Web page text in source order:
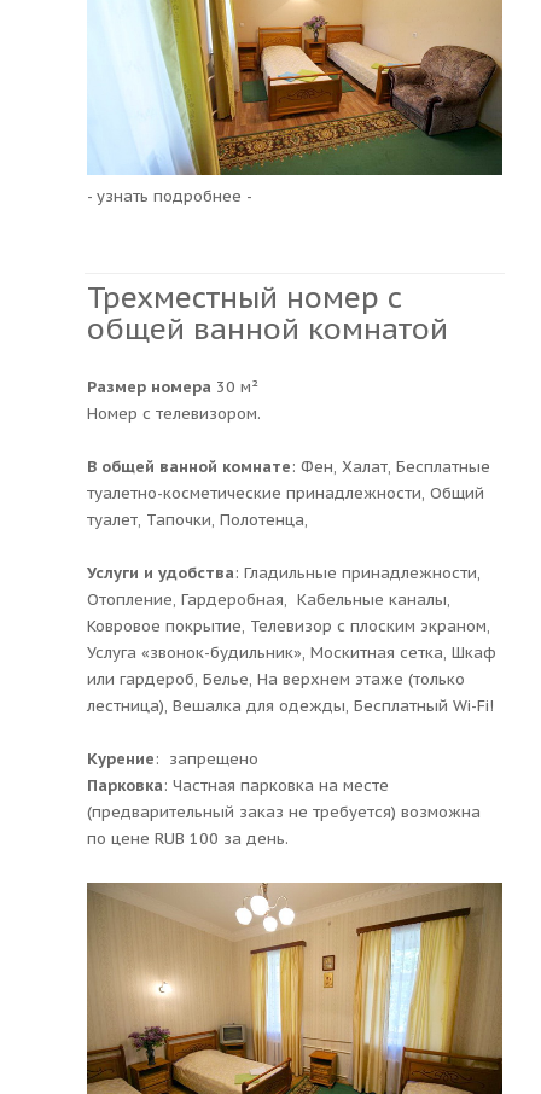
- узнать подробнее -
Трехместный номер с
общей ванной комнатой
Размер номера 30 м²
Номер с телевизором.
В общей ванной комнате: Фен, Халат, Бесплатные
туалетно-косметические принадлежности, Общий
туалет, Тапочки, Полотенца,
Услуги и удобства: ​Гладильные принадлежности,
Отопление, Гардеробная, Кабельные каналы,
Ковровое покрытие, Телевизор с плоским экраном,
Услуга «звонок-будильник», Москитная сетка, Шкаф
или гардероб, Белье, На верхнем этаже (только
лестница), Вешалка для одежды, Бесплатный Wi-Fi!
Курение: ​ запрещено
Парковка: ​Частная парковка на месте
(предварительный заказ не требуется) возможна
по цене RUB 100 за день.